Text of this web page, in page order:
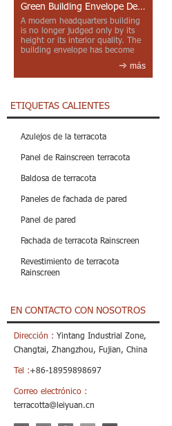
Green Building Envelope Design: Clay Sunscreen Fins for Modern Headquarters Architecture
A modern headquarters building
is no longer judged only by its
height or its interior quality. The
building envelope has become
más
ETIQUETAS CALIENTES
Azulejos de la terracota
Panel de Rainscreen terracota
Baldosa de terracota
Paneles de fachada de pared
Panel de pared
Fachada de terracota Rainscreen
Revestimiento de terracota
Rainscreen
EN CONTACTO CON NOSOTROS
Dirección : Yintang Industrial Zone,
Changtai, Zhangzhou, Fujian, China
Tel :+86-18959898697
Correo electrónico :
terracotta@leiyuan.cn